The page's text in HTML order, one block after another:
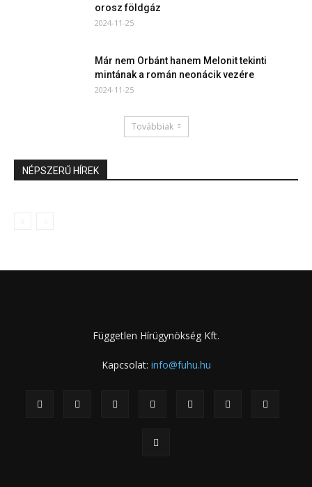
orosz földgáz
2024-11-25
Már nem Orbánt hanem Melonit tekinti
mintának a román neonácik vezére
2024-11-25
Továbbiak
NÉPSZERŰ HÍREK
Független Hírügynökség Kft.
Kapcsolat: info@fuhu.hu